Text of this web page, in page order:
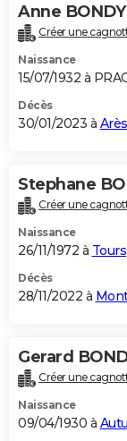
Anne BONDY
Créer une
Naissance
15/07/1932 à
Décès
30/01/2023 à Arès
Stephane
Créer une
Naissance
26/11/1972 à Tours
Décès
28/11/2022 à
Gerard
Créer une
Naissance
09/04/1930 à